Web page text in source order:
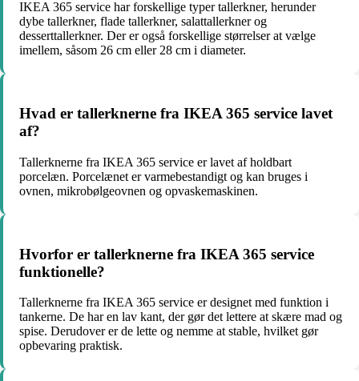
IKEA 365 service har forskellige typer tallerkner, herunder
dybe tallerkner, flade tallerkner, salattallerkner og
desserttallerkner. Der er også forskellige størrelser at vælge
imellem, såsom 26 cm eller 28 cm i diameter.
Hvad er tallerknerne fra IKEA 365 service lavet
af?
Tallerknerne fra IKEA 365 service er lavet af holdbart
porcelæn. Porcelænet er varmebestandigt og kan bruges i
ovnen, mikrobølgeovnen og opvaskemaskinen.
Hvorfor er tallerknerne fra IKEA 365 service
funktionelle?
Tallerknerne fra IKEA 365 service er designet med funktion i
tankerne. De har en lav kant, der gør det lettere at skære mad og
spise. Derudover er de lette og nemme at stable, hvilket gør
opbevaring praktisk.